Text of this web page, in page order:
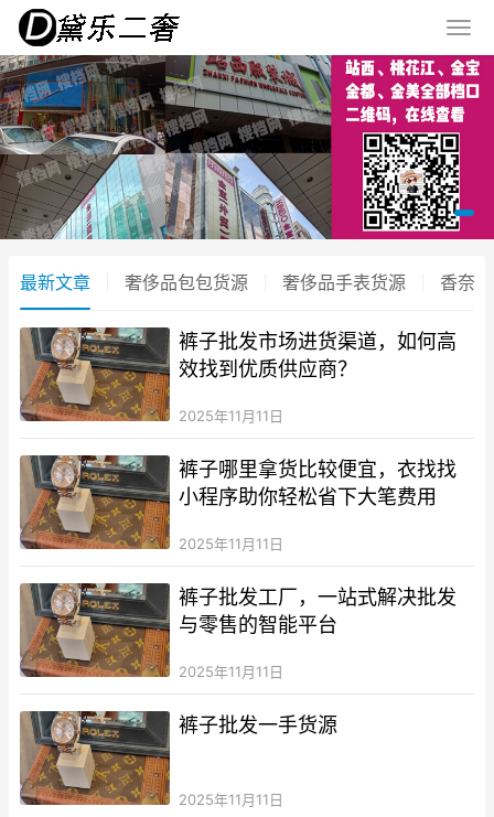
最新文章 奢侈品包包货源 奢侈品手表货源 香奈
裤子批发市场进货渠道，如何高
效找到优质供应商？
2025年11月11日
裤子哪里拿货比较便宜，衣找找
小程序助你轻松省下大笔费用
2025年11月11日
裤子批发工厂，一站式解决批发
与零售的智能平台
2025年11月11日
裤子批发一手货源
2025年11月11日